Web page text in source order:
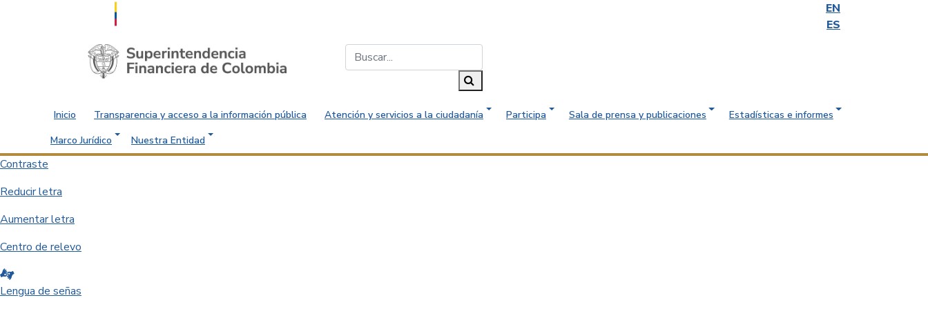
EN
ES
Saltar al contenido principal
Inicio Transparencia y acceso a la información pública Atención y servicios a la ciudadanía Participa Sala de prensa y publicaciones
Estadísticas e informes
Marco Jurídico
Nuestra Entidad
Contraste
Reducir letra
Aumentar letra
Centro de relevo
Lengua de señas